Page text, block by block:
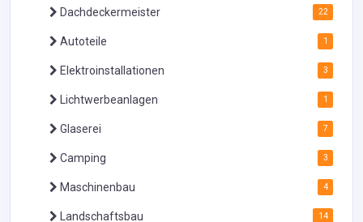
Dachdeckermeister 22
Autoteile 1
Elektroinstallationen 3
Lichtwerbeanlagen 1
Glaserei 7
Camping 3
Maschinenbau 4
Landschaftsbau 14